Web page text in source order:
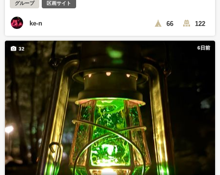
グループ 区画サイト
ke-n 66 122
6日前
32